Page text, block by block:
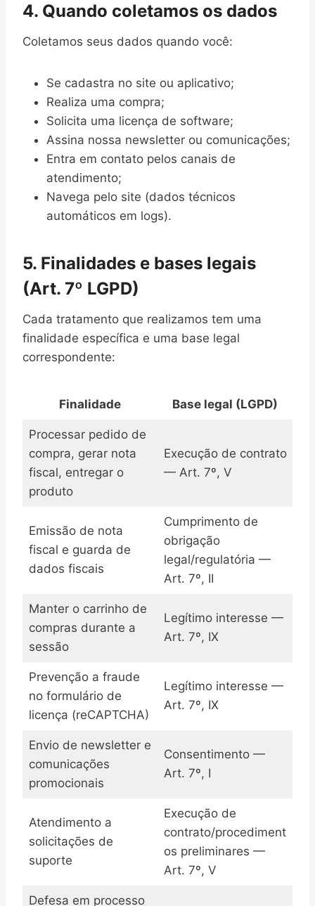
4. Quando coletamos os dados
Coletamos seus dados quando você:
Se cadastra no site ou aplicativo;
Realiza uma compra;
Solicita uma licença de software;
Assina nossa newsletter ou comunicações;
Entra em contato pelos canais de
atendimento;
Navega pelo site (dados técnicos
automáticos em logs).
5. Finalidades e bases legais
(Art. 7º LGPD)
Cada tratamento que realizamos tem uma
finalidade específica e uma base legal
correspondente:
Finalidade Base legal (LGPD)
Processar pedido de
compra, gerar nota
fiscal, entregar o
produto
Execução de contrato
— Art. 7º, V
Emissão de nota
fiscal e guarda de
dados fiscais
Cumprimento de
obrigação
legal/regulatória —
Art. 7º, II
Manter o carrinho de
compras durante a
sessão
Legítimo interesse —
Art. 7º, IX
Prevenção a fraude
no formulário de
licença (reCAPTCHA)
Legítimo interesse —
Art. 7º, IX
Envio de newsletter e
comunicações
promocionais
Consentimento —
Art. 7º, I
Atendimento a
solicitações de
suporte
Execução de
contrato/procediment
os preliminares —
Art. 7º, V
Defesa em processo